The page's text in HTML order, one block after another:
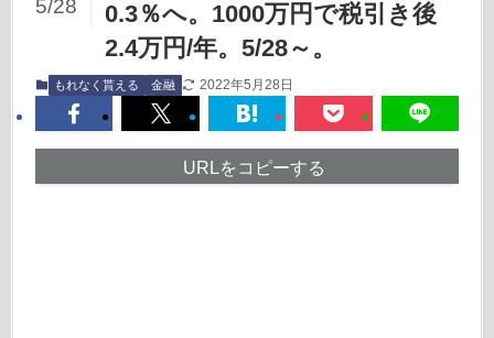
0.3％へ。1000万円で税引き後
2.4万円/年。5/28～。
5/28
もれなく貰える 金融 2022年5月28日
URLをコピーする